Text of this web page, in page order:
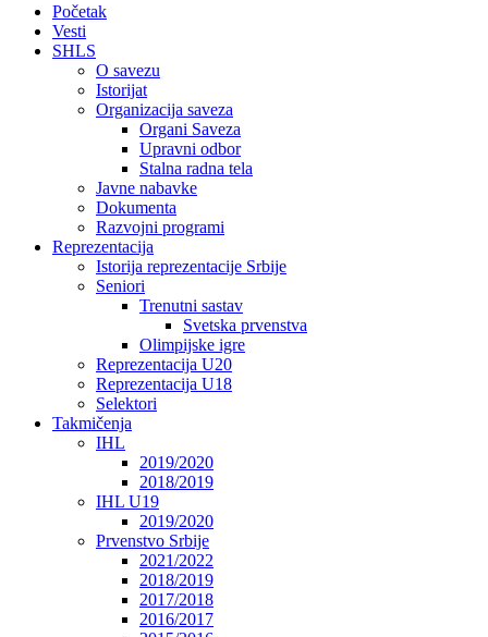
Početak
Vesti
SHLS
O savezu
Istorijat
Organizacija saveza
Organi Saveza
Upravni odbor
Stalna radna tela
Javne nabavke
Dokumenta
Razvojni programi
Reprezentacija
Istorija reprezentacije Srbije
Seniori
Trenutni sastav
Svetska prvenstva
Olimpijske igre
Reprezentacija U20
Reprezentacija U18
Selektori
Takmičenja
IHL
2019/2020
2018/2019
IHL U19
2019/2020
Prvenstvo Srbije
2021/2022
2018/2019
2017/2018
2016/2017